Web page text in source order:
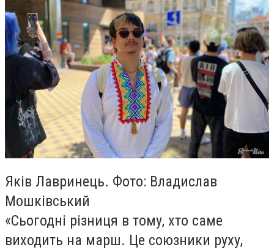
Яків Лавринець. Фото: Владислав
Мошківський
«Сьогодні різниця в тому, хто саме
виходить на марш. Це союзники руху,